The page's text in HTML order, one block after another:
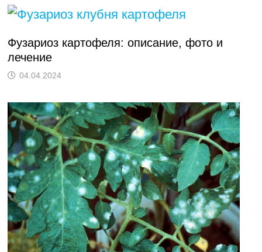
Фузариоз картофеля: описание, фото и
лечение
04.04.2024